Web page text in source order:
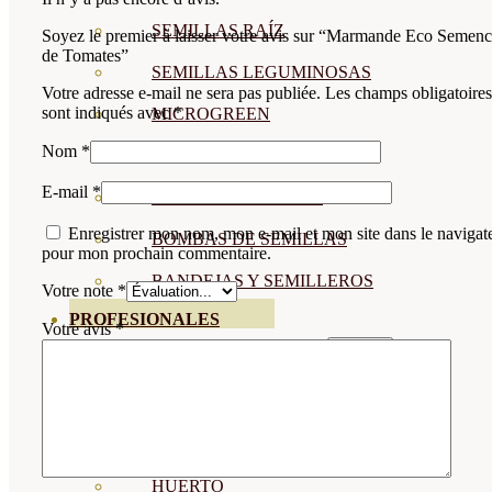
SEMILLAS RAÍZ
SEMILLAS LEGUMINOSAS
MICROGREEN
BOMBAS DE SEMILLAS
BANDEJAS Y SEMILLEROS
PROFESIONALES
HUERTO
Soyez le premier à laisser votre avis sur “Marmande Eco
de Tomates”
Votre adresse e-mail ne sera pas publiée. Les champs obligatoires
sont indiqués avec*
Nom *
E-mail *
Enregistrer mon nom, mon e-mail et mon site dans le
pour mon prochain commentaire.
Votre note *
Votre avis*